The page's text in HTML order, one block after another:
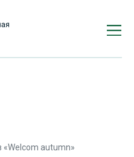
«Welcom autumn»